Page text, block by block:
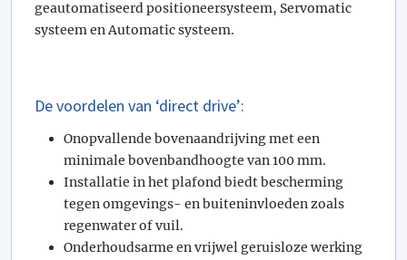
geautomatiseerd positioneersysteem, Servomatic
systeem en Automatic systeem.
De voordelen van ‘direct drive’:
Onopvallende bovenaandrijving met een
minimale bovenbandhoogte van 100 mm.
Installatie in het plafond biedt bescherming
tegen omgevings- en buiteninvloeden zoals
regenwater of vuil.
Onderhoudsarme en vrijwel geruisloze werking